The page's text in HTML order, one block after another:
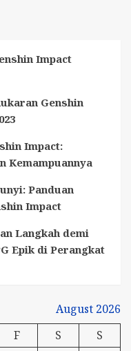
Impact
Genshin
Impact:
Kemampuannya
Panduan
Impact
Langkah demi
Epik di Perangkat
August 2026
F S
S